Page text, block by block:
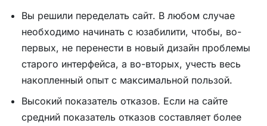
Вы решили переделать сайт. В любом случае
необходимо начинать с юзабилити, чтобы, во-
первых, не перенести в новый дизайн проблемы
старого интерфейса, а во-вторых, учесть весь
накопленный опыт с максимальной пользой.
Высокий показатель отказов. Если на сайте
средний показатель отказов составляет более